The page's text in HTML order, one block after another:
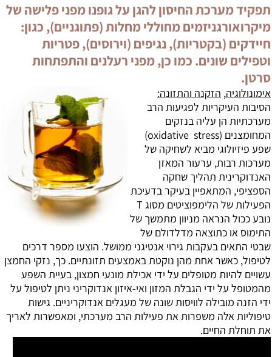
תפקיד מערכת החיסון להגן על גופנו מפני פלישה של
מיקרואורגניזמים מחוללי מחלות (פתוגניים), כגון:
חיידקים (בקטריות), נגיפים (וירוסים), פטריות
וטפילים שונים. כמו כן, מפני רעלנים והתפתחות
סרטן.
אימונולוגיה, הזקנה והתזונה:
הסיבות העיקריות לפגיעות הרב
מערכתיות הן עליה בנזקים
המחומצנים (oxidative stress)
שפע פיזיולוגי מביא לשחיקה של
מערכות רבות, ערעור המאזן
האנדוקרינית תהליך שחקה
הספציפי, המתאפיין בעיקר בדעיכת
הפעילות של הלימפוציטים מסוג T
נובע ככול הנראה מניוון מתמשך של
התימוס או כתוצאה מדלדולם של
שבטי התאים בעקבות גירוי אנטיגני ממושל. הוצעו מספר דרכים
לטיפול, כאשר אחת מהן נוקטת באמצעים תזונתיים. כך, נזקי החמצן
עשויים להיות מטופלים על ידי אכילת מונעי חמצון, בעיית השפע
מהמטופל על ידי הגבלת המזון ואי-איזון אנדוקריני ניתן לטיפול על
ידי הזנה מובילה לוויסות שונה של מעגלים אנדוקריניים. גישות
טיפוליות אלה משפרות את פעילות הרב מערכתי, ומאפשרות לאריך
את תוחלת החיים.